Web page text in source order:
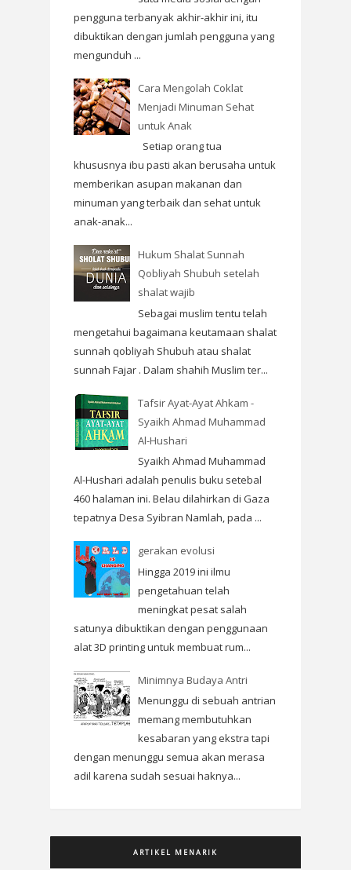
pengguna terbanyak akhir-akhir ini, itu
dibuktikan dengan jumlah pengguna yang
mengunduh ...
Cara Mengolah Coklat
Menjadi Minuman Sehat
untuk Anak
Setiap orang tua
khususnya ibu pasti akan berusaha untuk
memberikan asupan makanan dan
minuman yang terbaik dan sehat untuk
anak-anak...
Hukum Shalat Sunnah
Qobliyah Shubuh setelah
shalat wajib
Sebagai muslim tentu telah
mengetahui bagaimana keutamaan shalat
sunnah qobliyah Shubuh atau shalat
sunnah Fajar . Dalam shahih Muslim ter...
Tafsir Ayat-Ayat Ahkam -
Syaikh Ahmad Muhammad
Al-Hushari
Syaikh Ahmad Muhammad
Al-Hushari adalah penulis buku setebal
460 halaman ini. Belau dilahirkan di Gaza
tepatnya Desa Syibran Namlah, pada ...
gerakan evolusi
Hingga 2019 ini ilmu
pengetahuan telah
meningkat pesat salah
satunya dibuktikan dengan penggunaan
alat 3D printing untuk membuat rum...
Minimnya Budaya Antri
Menunggu di sebuah antrian
memang membutuhkan
kesabaran yang ekstra tapi
dengan menunggu semua akan merasa
adil karena sudah sesuai haknya...
ARTIKEL MENARIK